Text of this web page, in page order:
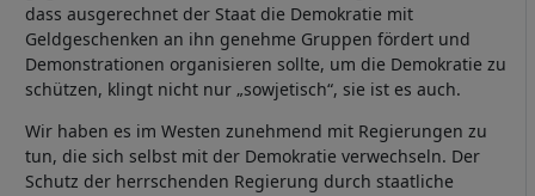
dass ausgerechnet der Staat die Demokratie mit
Geldgeschenken an ihn genehme Gruppen fördert und
Demonstrationen organisieren sollte, um die Demokratie zu
schützen, klingt nicht nur „sowjetisch“, sie ist es auch.
Wir haben es im Westen zunehmend mit Regierungen zu
tun, die sich selbst mit der Demokratie verwechseln. Der
Schutz der herrschenden Regierung durch staatliche